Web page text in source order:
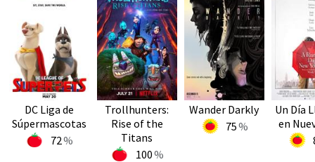
DC Liga de
Súpermascotas
72
Trollhunters:
Rise of the
Titans
100
Wander Darkly
75
Un Día
en